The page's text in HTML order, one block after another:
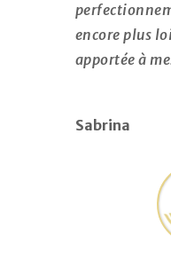
encore plus
apportée à
Sabrina